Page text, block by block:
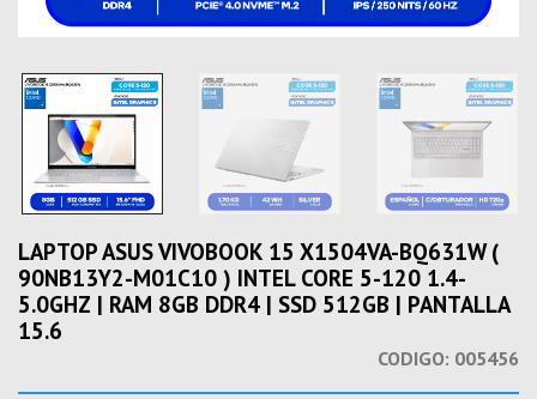
LAPTOP ASUS VIVOBOOK 15 X1504VA-BQ631W (
90NB13Y2-M01C10 ) INTEL CORE 5-120 1.4-
5.0GHZ | RAM 8GB DDR4 | SSD 512GB | PANTALLA
15.6
CODIGO: 005456